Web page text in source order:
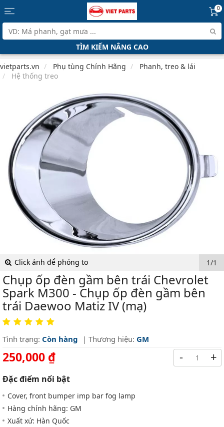
0
TÌM KIẾM NÂNG CAO
vietparts.vn Phụ tùng Chính Hãng
Phanh, treo & lái
Hệ thống treo
Click ảnh để phóng to 1/1
Chụp ốp đèn gầm bên trái Chevrolet
Spark M300 - Chụp ốp đèn gầm bên
trái Daewoo Matiz IV (mạ)
Tình trạng: Còn hàng | Thương hiệu: GM
250,000 ₫
Đặc điểm nổi bật
Cover, front bumper imp bar fog lamp
Hàng chính hãng: GM
Xuất xứ: Hàn Quốc
- +